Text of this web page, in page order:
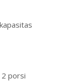
porsi